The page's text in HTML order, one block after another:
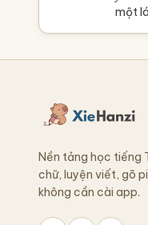
một
Nền tảng học tiếng
chữ, luyện viết, gõ
không cần cài app.